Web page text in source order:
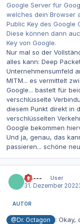
Google Server für
welches dein Browser
Public Key des Google
Diese können dann
Key von Google.
Nur mal so der
alles kann: Deep
Unternehmensumfeld
MITM... es vermittelt
Google... bastelt für
verschlüsselte
diesem Punkt direkt in
verschlüsselten
Google bekommen
Und ja, genau, das
passieren... schöne
------
User
31. Dezember 2022
AUTOR
@Dr. Octagon
: Okay,